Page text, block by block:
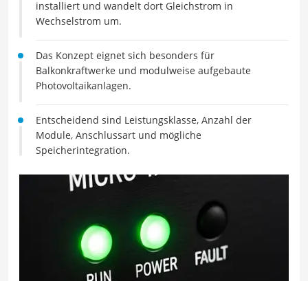
installiert und wandelt dort Gleichstrom in
Wechselstrom um.
Das Konzept eignet sich besonders für
Balkonkraftwerke und modulweise aufgebaute
Photovoltaikanlagen.
Entscheidend sind Leistungsklasse, Anzahl der
Module, Anschlussart und mögliche
Speicherintegration.